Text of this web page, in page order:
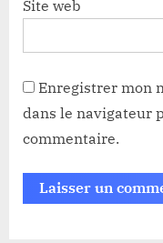
Site web
Enregistrer mon
dans le navigateur
commentaire.